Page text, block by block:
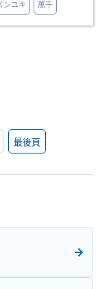
ンユキ 萬千
最後頁